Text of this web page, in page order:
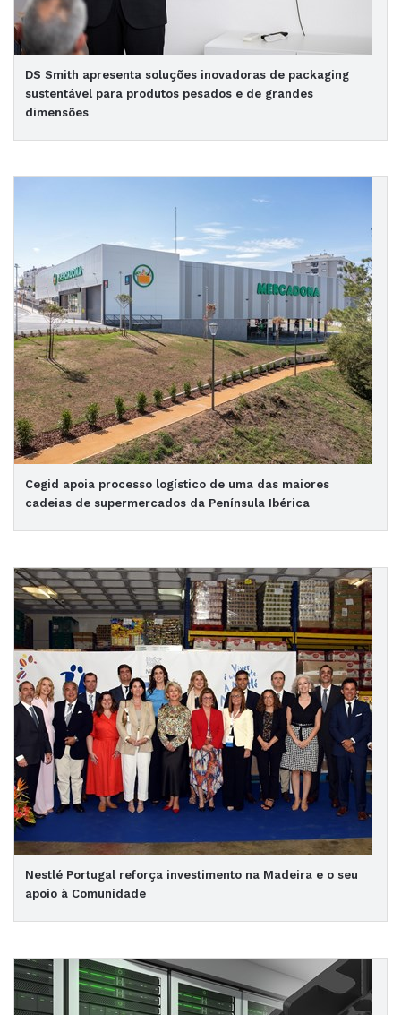
DS Smith apresenta soluções inovadoras de packaging
sustentável para produtos pesados e de grandes
dimensões
Cegid apoia processo logístico de uma das maiores
cadeias de supermercados da Península Ibérica
Nestlé Portugal reforça investimento na Madeira e o seu
apoio à Comunidade